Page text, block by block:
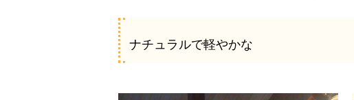
ナチュラルで軽やかな